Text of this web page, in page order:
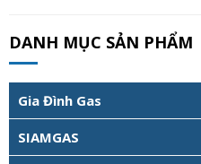
DANH MỤC SẢN PHẨM
Gia Đình Gas
SIAMGAS